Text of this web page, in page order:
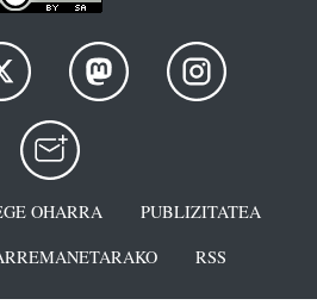
OHARRA
PUBLIZITATEA
RSS